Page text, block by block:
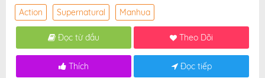
Action Supernatural Manhua
Đọc từ đầu Theo Dõi
Thích Đọc tiếp